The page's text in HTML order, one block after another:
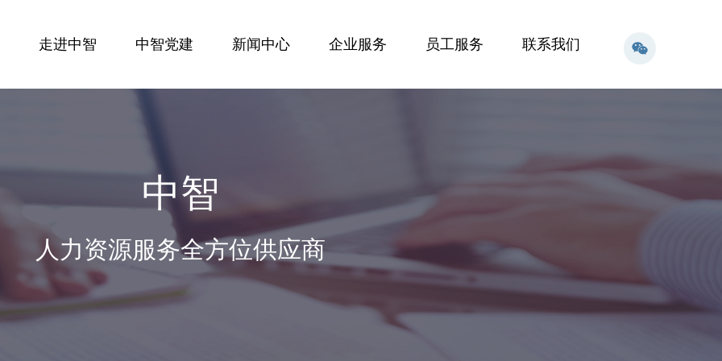
走进中智 中智党建 新闻中心 企业服务 员工服务 联系我们
中智
人力资源服务全方位供应商